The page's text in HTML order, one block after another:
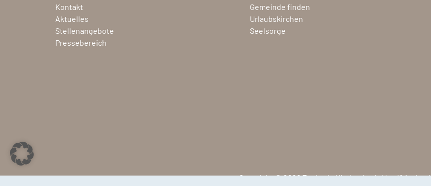
Kontakt
Aktuelles
Stellenangebote
Pressebereich
Gemeinde finden
Urlaubskirchen
Seelsorge
Copyright © 2026 Ev.-Luth. Kirchenkreis Nordfriesland